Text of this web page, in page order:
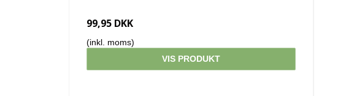
99,95 DKK
(inkl. moms)
VIS PRODUKT